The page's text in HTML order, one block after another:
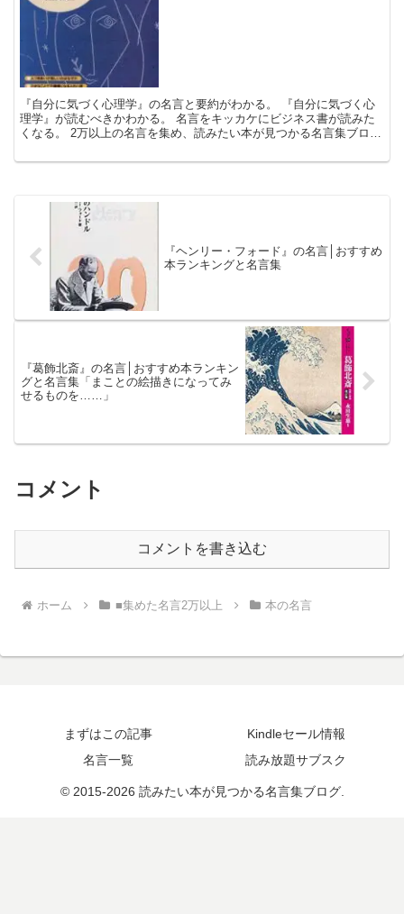
『自分に気づく心理学』の名言と要約がわかる。 『自分に気づく心
理学』が読むべきかわかる。 名言をキッカケにビジネス書が読みた
くなる。 2万以上の名言を集め、読みたい本が見つかる名言集ブログ
『ヘンリー・フォード』の名言│おすすめ
本ランキングと名言集
『葛飾北斎』の名言│おすすめ本ランキン
グと名言集「まことの絵描きになってみ
せるものを……」
コメント
コメントを書き込む
ホーム ■集めた名言2万以上 本の名言
まずはこの記事
Kindleセール情報
名言一覧
読み放題サブスク
© 2015-2026 読みたい本が見つかる名言集ブログ.